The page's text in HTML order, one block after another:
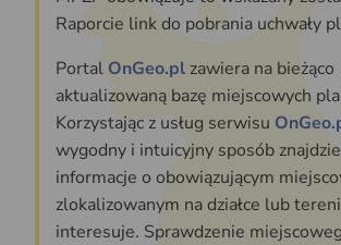
Raporcie link do pobrania uchwały
Portal OnGeo.pl zawiera na bieżąco
aktualizowaną bazę miejscowych
Korzystając z usług serwisu
wygodny i intuicyjny sposób
informacje o obowiązującym
zlokalizowanym na działce lub
interesuje. Sprawdzenie